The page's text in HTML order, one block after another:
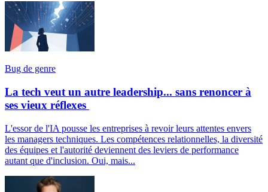
Bug de genre
La tech veut un autre leadership... sans renoncer à
ses vieux réflexes
L'essor de l'IA pousse les entreprises à revoir leurs attentes envers
les managers techniques. Les compétences relationnelles, la diversité
des équipes et l'autorité deviennent des leviers de performance
autant que d'inclusion. Oui, mais...